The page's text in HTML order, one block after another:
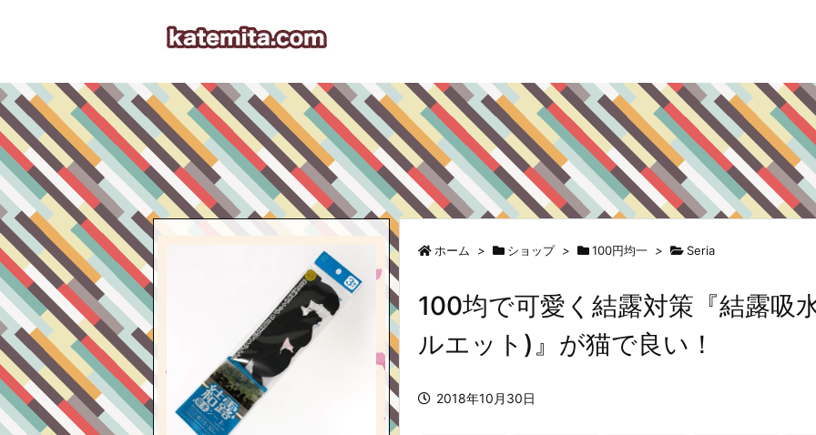
ホーム > ショップ > 100円均一 > Seria
100均で可愛く結露対策『結露吸
ルエット)』が猫で良い！
2018年10月30日